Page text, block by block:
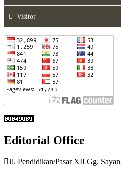
Visitor
Editorial Office
Jl. Pendidikan/Pasar XII Gg.